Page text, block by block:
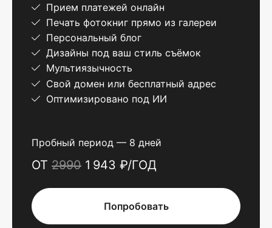
Прием платежей онлайн
Печать фотокниг прямо из галереи
Персональный блог
Дизайны под ваш стиль съёмок
Мультиязычность
Свой домен или бесплатный адрес
Оптимизировано под ИИ
Пробный период — 8 дней
ОТ 2990 1 943 ₽/ГОД
Попробовать